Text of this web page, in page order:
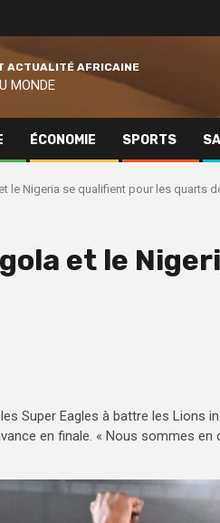
ACTUALITÉ AFRICAINE
MONDE
ÉCONOMIE SPORTS
le Nigeria se qualifient pour les quarts
et le
Super Eagles à battre les Lions
en finale. « Nous sommes